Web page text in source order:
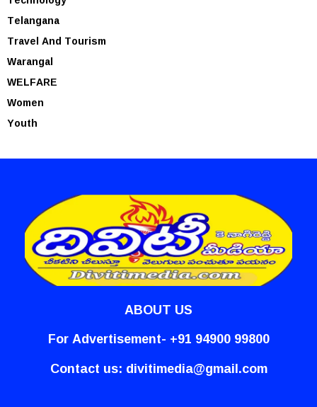
Telangana
Travel And Tourism
Warangal
WELFARE
Women
Youth
ABOUT US
For Advertisement- +91 94900 99800
Contact us: divitimedia@gmail.com